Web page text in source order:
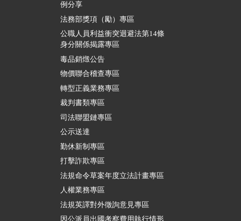
例分享
法務部獎項（勵）專區
公職人員利益衝突迴避法第14條
身分關係揭露專區
毒品銷燬公告
物價聯合稽查專區
轉型正義業務專區
裁判書類專區
司法聯盟鏈專區
公示送達
勤休新制專區
打擊詐欺專區
法規命令草案年度立法計畫專區
人權業務專區
法規英譯對外徵詢意見專區
因公派員出國考察費用執行情形